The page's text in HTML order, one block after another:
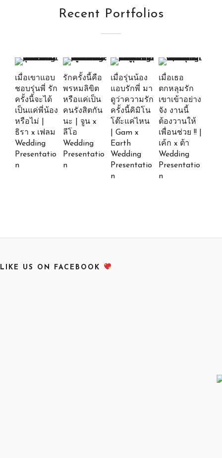
Recent Portfolios
เมื่อเขาแอบ
ชอบรุ่นพี่ รัก
ครั้งนี้จะได้
เป็นแค่พี่น้อง
หรือไม่ |
ธิรา x เฟลม
Wedding
Presentatio
n
รักครั้งนี้คือ
พรหมลิขิต
หรือแค่เป็น
คนรังสิตกัน
นะ | จูน x
ลีโอ
Wedding
Presentatio
n
เมื่อรุ่นน้อง
แอบรักพี่ มา
ดูว่าความรัก
ครั้งนี้คิมิโน
โต๊ะแค่ไหน
| Gam x
Earth
Wedding
Presentatio
n
เมื่อเธอ
ตกหลุมรัก
เขาเข้าอย่าง
จัง งานนี้
ต้องวานให้
เพื่อนช่วย !! |
เค้ก x ต้า
Wedding
Presentatio
n
LIKE US ON FACEBOOK